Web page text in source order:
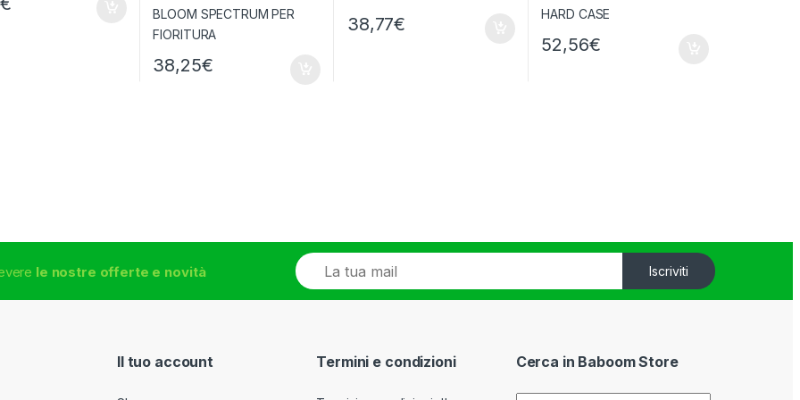
38,25€
38,77€
52,56€
le nostre offerte e novità
E
m
a
Iscriviti
Il tuo account Termini e condizioni Cerca in Baboom Store